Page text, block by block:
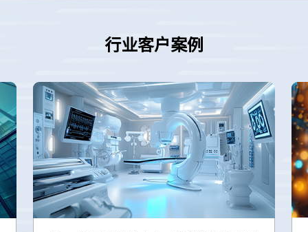
行业客户案例